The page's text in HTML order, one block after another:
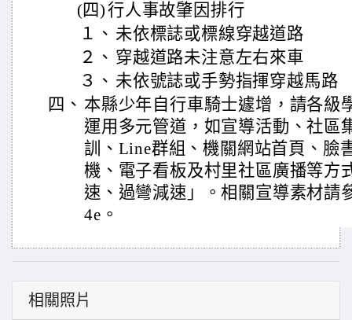
(四)行人事故肇因排行
１、 未依標誌或標線穿越道路
２、 穿越道路未注意左右來車
３、 未依號誌或手勢指揮穿越馬路
四、 本縣少年自行車騎士遽增，請各級
運用多元管道，如宣導活動、社區
訓、Line群組、機關網站首頁、臉
機、電子看板及村里社區廣播等方
速、過彎減速」。相關宣導素材請
4e。
相關照片